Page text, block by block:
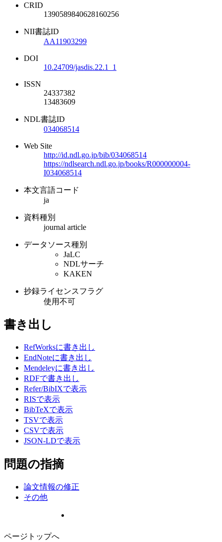
CRID
1390589840628160256
NII書誌ID
AA11903299
DOI
10.24709/jasdis.22.1_1
ISSN
24337382
13483609
NDL書誌ID
034068514
Web Site
http://id.ndl.go.jp/bib/034068514
https://ndlsearch.ndl.go.jp/books/R000000004-
I034068514
本文言語コード
ja
資料種別
journal article
データソース種別
JaLC
NDLサーチ
KAKEN
抄録ライセンスフラグ
使用不可
書き出し
RefWorksに書き出し
EndNoteに書き出し
Mendeleyに書き出し
RDFで書き出し
Refer/BibIXで表示
RISで表示
BibTeXで表示
TSVで表示
CSVで表示
JSON-LDで表示
問題の指摘
論文情報の修正
その他
ページトップへ